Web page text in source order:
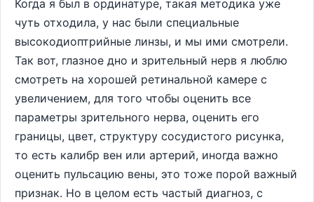
Когда я был в ординатуре, такая методика уже
чуть отходила, у нас были специальные
высокодиоптрийные линзы, и мы ими смотрели.
Так вот, глазное дно и зрительный нерв я люблю
смотреть на хорошей ретинальной камере с
увеличением, для того чтобы оценить все
параметры зрительного нерва, оценить его
границы, цвет, структуру сосудистого рисунка,
то есть калибр вен или артерий, иногда важно
оценить пульсацию вены, это тоже порой важный
признак. Но в целом есть частый диагноз, с